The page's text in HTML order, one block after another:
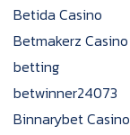
Betida Casino
Betmakerz Casino
betting
betwinner24073
Binnarybet Casino